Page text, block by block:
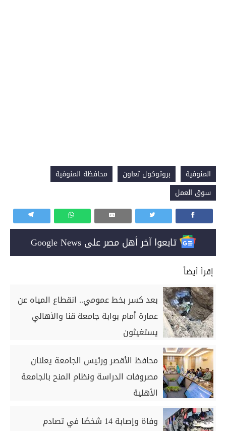
المنوفية بروتوكول تعاون
محافظة المنوفية
سوق العمل
تابعوا آخر أهل مصر على Google News
إقرأ أيضاً
بعد كسر بخط عمومي.. انقطاع المياه عن
عمارة أمام بوابة جامعة قنا والأهالي
يستغيثون
محافظ الأقصر ورئيس الجامعة يعلنان
مصروفات الدراسة ونظام المنح بالجامعة
الأهلية
وفاة وإصابة 14 شخصًا في تصادم